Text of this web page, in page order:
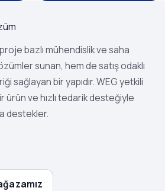
bazlı mühendislik ve saha
sunan, hem de satış odaklı
sağlayan bir yapıdır. WEG yetkili
ürün ve hızlı tedarik desteğiyle
destekler.